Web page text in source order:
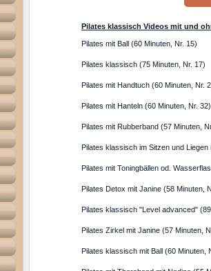
Pilates klassisch Videos mit und
Pilates mit Ball (60 Minuten, Nr. 15)
Pilates klassisch (75 Minuten, Nr. 17)
Pilates mit Handtuch (60 Minuten, Nr.
Pilates mit Hanteln (60 Minuten, Nr. 32)
Pilates mit Rubberband (57 Minuten,
Pilates klassisch im Sitzen und Liegen
Pilates mit Toningbällen od.
Pilates Detox mit Janine (58 Minuten,
Pilates klassisch "Level advanced"
Pilates Zirkel mit Janine (57 Minuten,
Pilates klassisch mit Ball (60 Minuten,